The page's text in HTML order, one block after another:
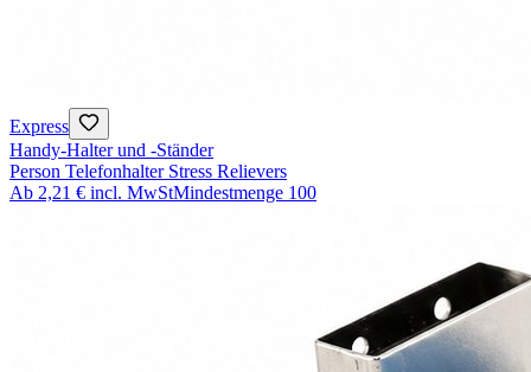
Express
Handy-Halter und -Ständer
Person Telefonhalter Stress Relievers
Ab 2,21 € incl. MwStMindestmenge 100